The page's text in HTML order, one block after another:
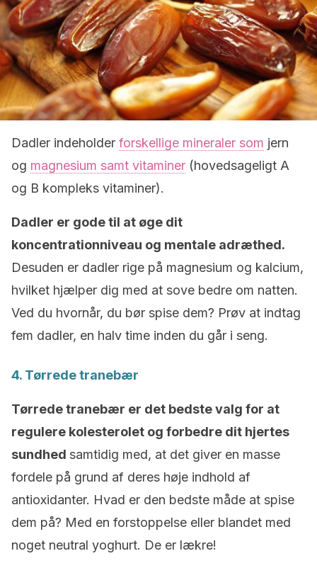
Dadler indeholder forskellige mineraler som jern
og magnesium samt vitaminer (hovedsageligt A
og B kompleks vitaminer).
Dadler er gode til at øge dit
koncentrationniveau og mentale adræthed.
Desuden er dadler rige på magnesium og kalcium,
hvilket hjælper dig med at sove bedre om natten.
Ved du hvornår, du bør spise dem? Prøv at indtag
fem dadler, en halv time inden du går i seng.
4. Tørrede tranebær
Tørrede tranebær er det bedste valg for at
regulere kolesterolet og forbedre dit hjertes
sundhed samtidig med, at det giver en masse
fordele på grund af deres høje indhold af
antioxidanter. Hvad er den bedste måde at spise
dem på? Med en forstoppelse eller blandet med
noget neutral yoghurt. De er lækre!